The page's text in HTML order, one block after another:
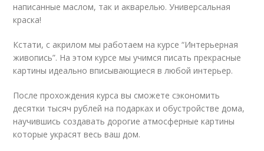
написанные маслом, так и акварелью. Универсальная
краска!
Кстати, с акрилом мы работаем на курсе “Интерьерная
живопись”. На этом курсе мы учимся писать прекрасные
картины идеально вписывающиеся в любой интерьер.
После прохождения курса вы сможете сэкономить
десятки тысяч рублей на подарках и обустройстве дома,
научившись создавать дорогие атмосферные картины
которые украсят весь ваш дом.